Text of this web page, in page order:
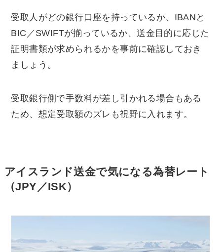
受取人がどの銀行口座を持っているか、IBANと
BIC／SWIFTが揃っているか、送金目的に応じた
証明書類が求められるかを事前に確認しておき
ましょう。
受取銀行側で手数料が差し引かれる場合もある
ため、想定受取額のズレも視野に入れます。
アイスランド送金で気になる為替レート
（JPY／ISK）